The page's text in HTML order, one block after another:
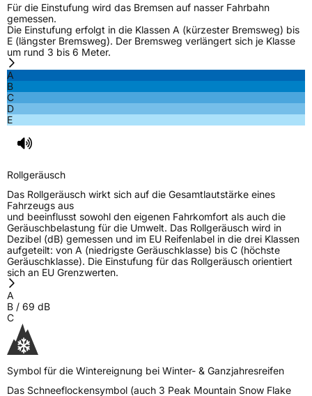
Für die Einstufung wird das Bremsen auf nasser Fahrbahn
gemessen.
Die Einstufung erfolgt in die Klassen A (kürzester Bremsweg) bis
E (längster Bremsweg). Der Bremsweg verlängert sich je Klasse
um rund 3 bis 6 Meter.
A
B
C
D
E
Rollgeräusch
Das Rollgeräusch wirkt sich auf die Gesamtlautstärke eines
Fahrzeugs aus
und beeinflusst sowohl den eigenen Fahrkomfort als auch die
Geräuschbelastung für die Umwelt. Das Rollgeräusch wird in
Dezibel (dB) gemessen und im EU Reifenlabel in die drei Klassen
aufgeteilt: von A (niedrigste Geräuschklasse) bis C (höchste
Geräuschklasse). Die Einstufung für das Rollgeräusch orientiert
sich an EU Grenzwerten.
A
B / 69 dB
C
Symbol für die Wintereignung bei Winter- & Ganzjahresreifen
Das Schneeflockensymbol (auch 3 Peak Mountain Snow Flake